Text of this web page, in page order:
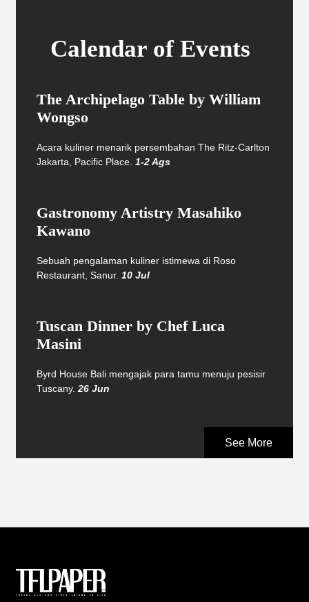
Calendar of Events
The Archipelago Table by William
Wongso
Acara kuliner menarik persembahan The Ritz-Carlton
Jakarta, Pacific Place. 1-2 Ags
Gastronomy Artistry Masahiko
Kawano
Sebuah pengalaman kuliner istimewa di Roso
Restaurant, Sanur. 10 Jul
Tuscan Dinner by Chef Luca
Masini
Byrd House Bali mengajak para tamu menuju pesisir
Tuscany. 26 Jun
See More